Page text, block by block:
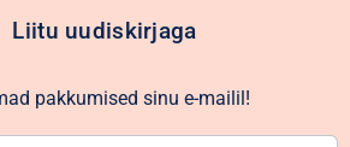
Liitu uudiskirjaga
pakkumised sinu e-mailil!